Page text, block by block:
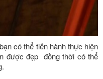
có thể tiến hành thực hiện
được đẹp đồng thời có thể